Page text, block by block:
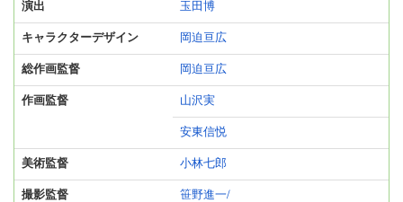
演出 玉田博
キャラクターデザイン 岡迫亘広
総作画監督 岡迫亘広
作画監督 山沢実
安東信悦
美術監督 小林七郎
撮影監督 笹野進一/